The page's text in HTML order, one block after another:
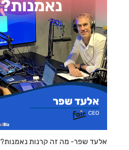
אלעד שפר- מה זה קרנות נאמנות?